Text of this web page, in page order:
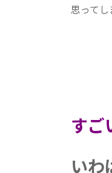
思って
すご
いわ